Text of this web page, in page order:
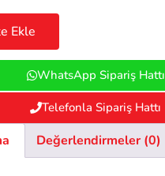
Ekle
WhatsApp Sipariş Hattı
Telefonla Sipariş Hattı
Değerlendirmeler (0)